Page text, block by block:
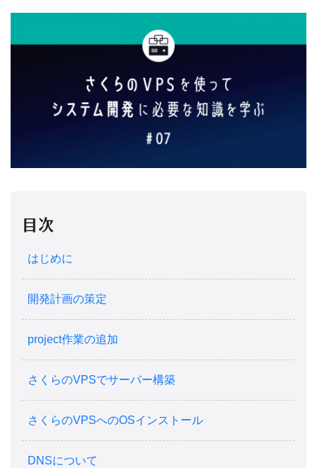
目次
はじめに
開発計画の策定
project作業の追加
さくらのVPSでサーバー構築
さくらのVPSへのOSインストール
DNSについて